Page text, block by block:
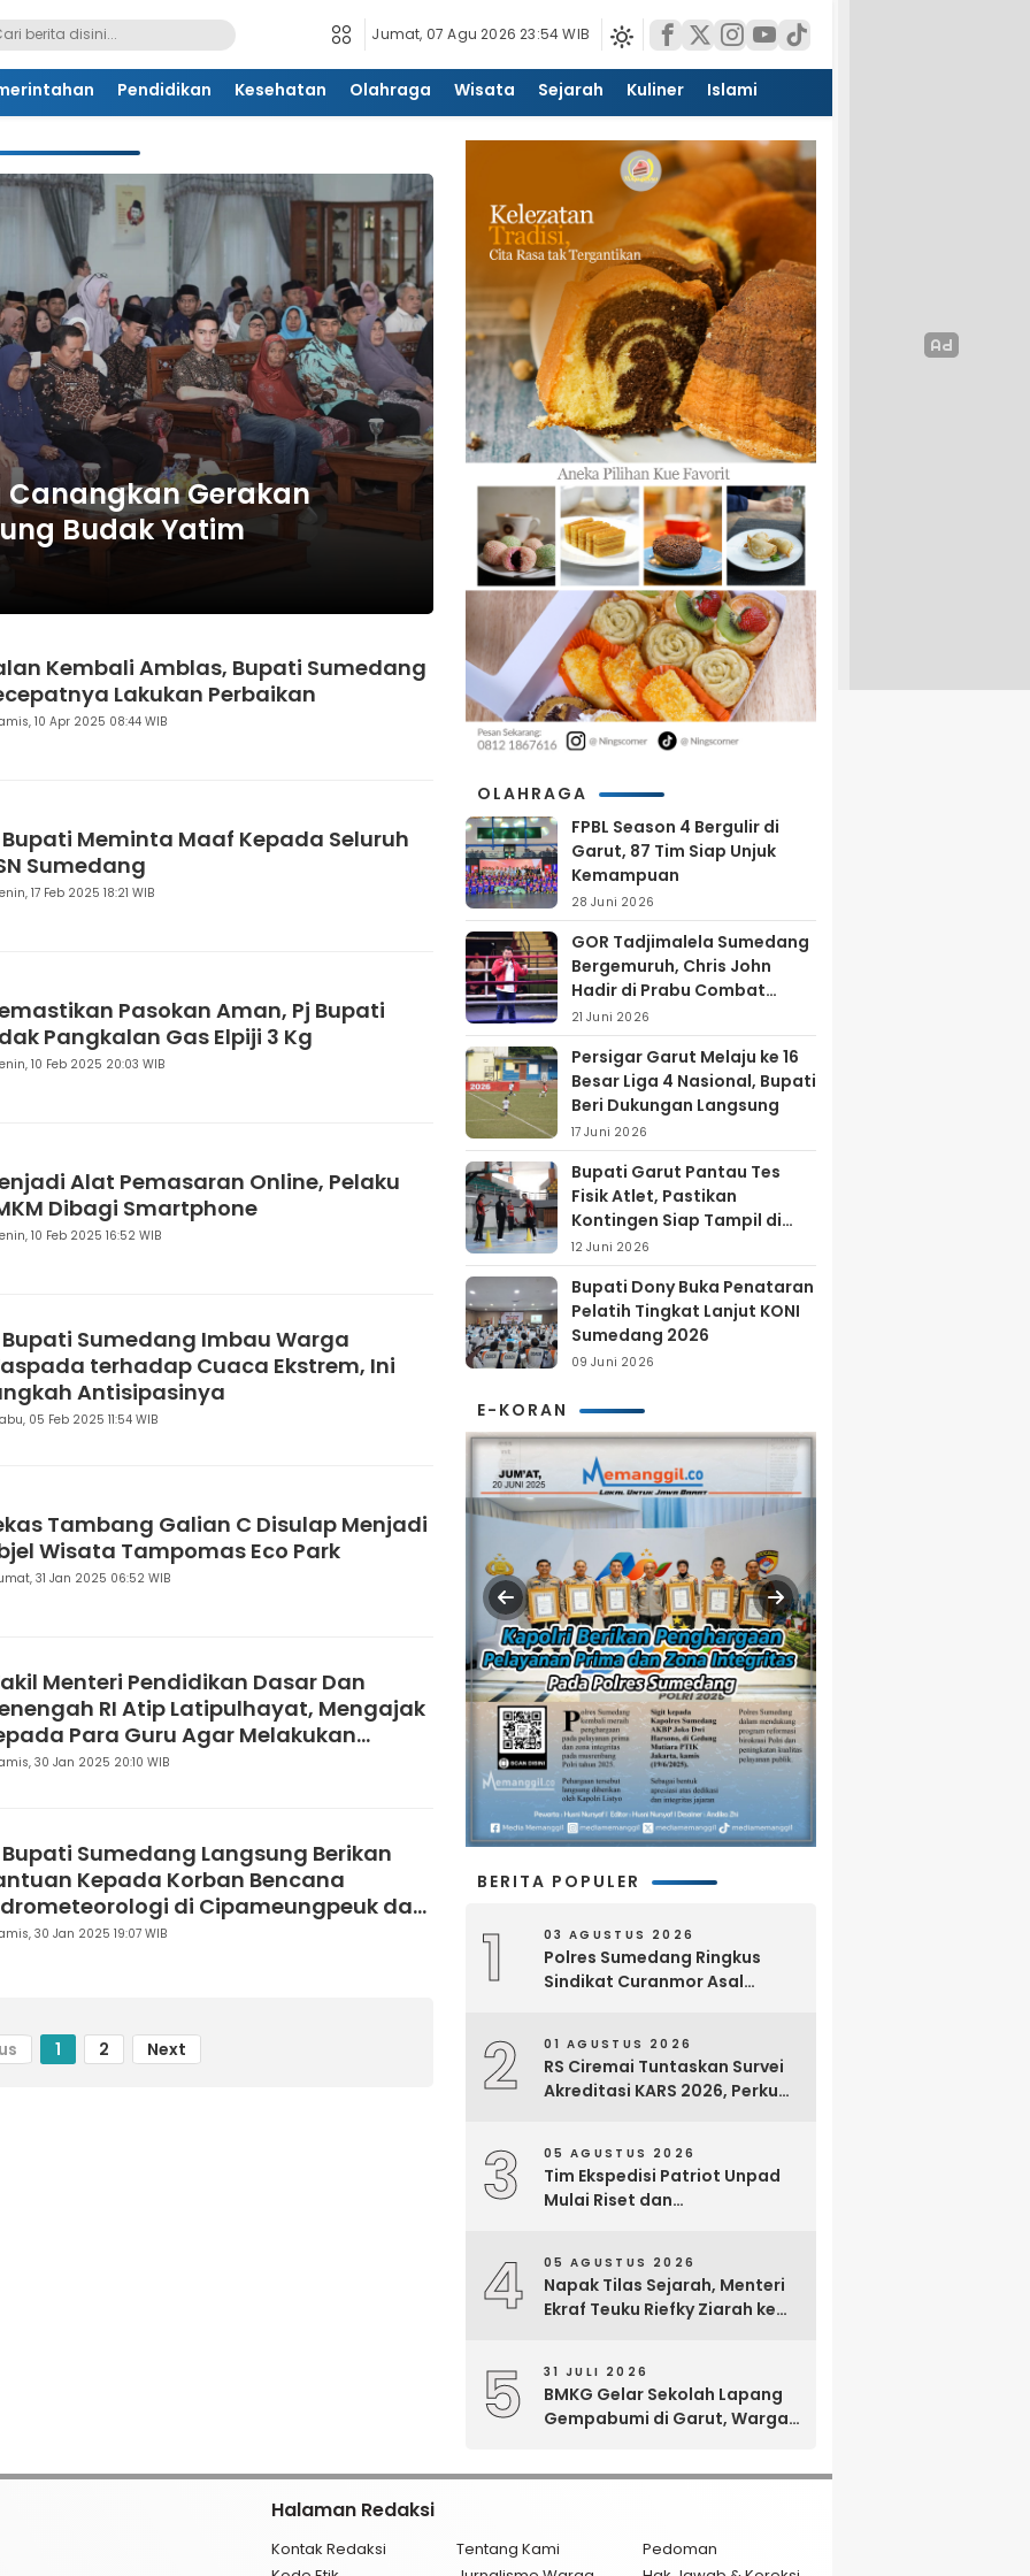
Jumat, 07 Agu 2026 23:54 WIB
Pendidikan Kesehatan Olahraga Wisata Sejarah Kuliner Islami
Gerakan
Budak Yatim
Kembali Amblas, Bupati Sumedang
Lakukan Perbaikan
10 Apr 2025 08:44 WIB
Bupati Meminta Maaf Kepada Seluruh
Sumedang
17 Feb 2025 18:21 WIB
Pasokan Aman, Pj Bupati
Pangkalan Gas Elpiji 3 Kg
10 Feb 2025 20:03 WIB
Alat Pemasaran Online, Pelaku
Dibagi Smartphone
10 Feb 2025 16:52 WIB
Bupati Sumedang Imbau Warga
terhadap Cuaca Ekstrem, Ini
Antisipasinya
05 Feb 2025 11:54 WIB
Tambang Galian C Disulap Menjadi
Wisata Tampomas Eco Park
31 Jan 2025 06:52 WIB
Menteri Pendidikan Dasar Dan
RI Atip Latipulhayat, Mengajak
Para Guru Agar Melakukan
Pendidikan Nasional
30 Jan 2025 20:10 WIB
Bupati Sumedang Langsung Berikan
Kepada Korban Bencana
di Cipameungpeuk dan
Wetan
30 Jan 2025 19:07 WIB
1 2 Next
OLAHRAGA
FPBL Season 4 Bergulir di
Garut, 87 Tim Siap Unjuk
Kemampuan
28 Juni 2026
GOR Tadjimalela Sumedang
Bergemuruh, Chris John
Hadir di Prabu Combat
Series 2026
21 Juni 2026
Persigar Garut Melaju ke 16
Besar Liga 4 Nasional, Bupati
Beri Dukungan Langsung
17 Juni 2026
Bupati Garut Pantau Tes
Fisik Atlet, Pastikan
Kontingen Siap Tampil di
Porprov 2026
12 Juni 2026
Bupati Dony Buka Penataran
Pelatih Tingkat Lanjut KONI
Sumedang 2026
09 Juni 2026
E-KORAN
BERITA POPULER
1 03 AGUSTUS 2026
Polres Sumedang Ringkus
Sindikat Curanmor Asal
2 01 AGUSTUS 2026
RS Ciremai Tuntaskan Survei
Akreditasi KARS 2026, Perkuat
3 05 AGUSTUS 2026
Tim Ekspedisi Patriot Unpad
Mulai Riset dan
Tomage, Fakfak
4 05 AGUSTUS 2026
Napak Tilas Sejarah, Menteri
Ekraf Teuku Riefky Ziarah ke
5 31 JULI 2026
BMKG Gelar Sekolah Lapang
Gempabumi di Garut, Warga
Halaman Redaksi
Kontak Redaksi Tentang Kami
Pedoman